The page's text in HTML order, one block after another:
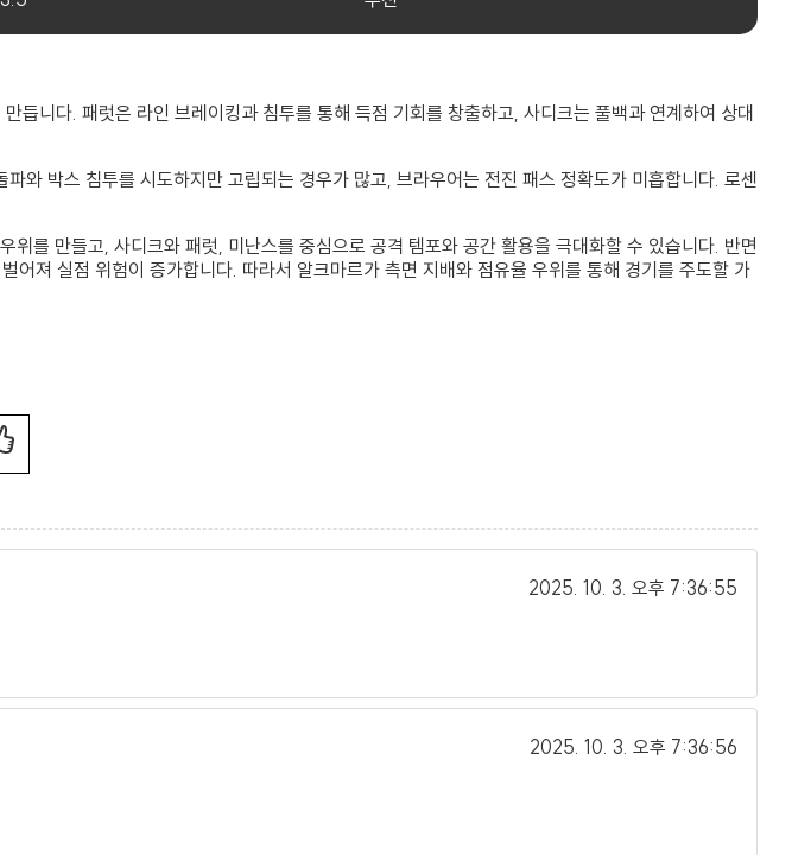
니다. 패럿은 라인 브레이킹과 침투를 통해 득점 기회를 창출하고, 사디크는 풀백과 연계하여 상대
박스 침투를 시도하지만 고립되는 경우가 많고, 브라우어는 전진 패스 정확도가 미흡합니다. 로센
를 만들고, 사디크와 패럿, 미난스를 중심으로 공격 템포와 공간 활용을 극대화할 수 있습니다. 반면
져 실점 위험이 증가합니다. 따라서 알크마르가 측면 지배와 점유율 우위를 통해 경기를 주도할 가
2025. 10. 3. 오후 7:36:55
2025. 10. 3. 오후 7:36:56